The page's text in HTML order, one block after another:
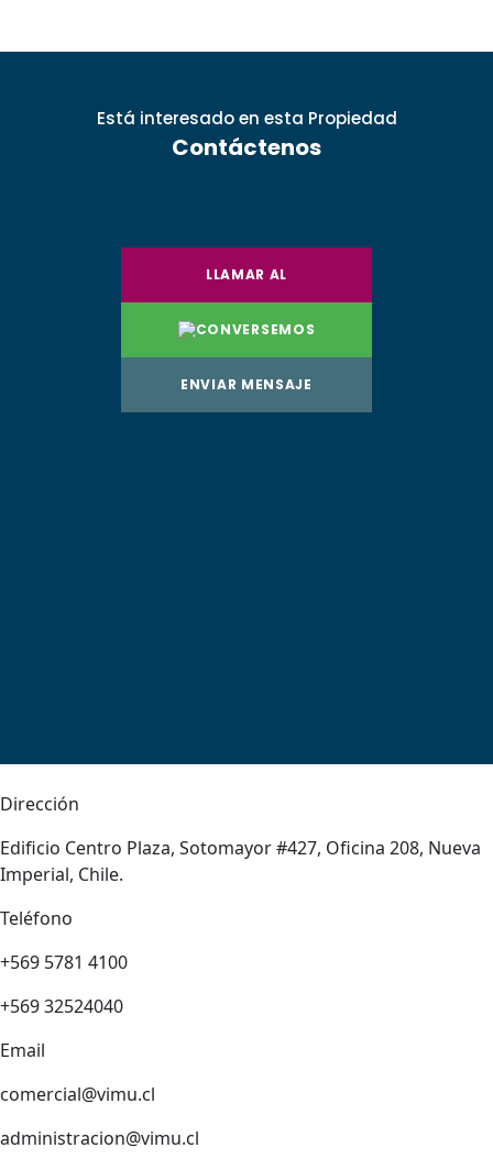
Está interesadoen esta Propiedad
Contáctenos
LLAMAR AL
CONVERSEMOS
ENVIAR MENSAJE
Dirección
Edificio Centro Plaza, Sotomayor #427, Oficina 208, Nueva
Imperial, Chile.
Teléfono
+569 5781 4100
+569 32524040
Email
comercial@vimu.cl
administracion@vimu.cl